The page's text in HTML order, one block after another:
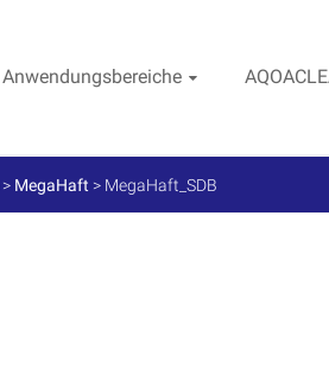
Anwendungsbereiche
> MegaHaft > MegaHaft_SDB